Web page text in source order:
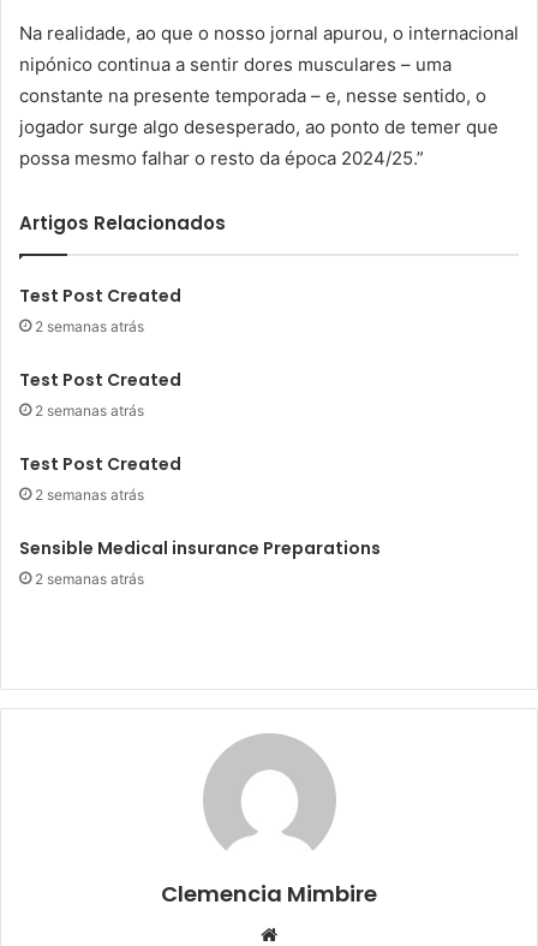
Na realidade, ao que o nosso jornal apurou, o internacional
nipónico continua a sentir dores musculares – uma
constante na presente temporada – e, nesse sentido, o
jogador surge algo desesperado, ao ponto de temer que
possa mesmo falhar o resto da época 2024/25.”
Artigos Relacionados
Test Post Created
2 semanas atrás
Test Post Created
2 semanas atrás
Test Post Created
2 semanas atrás
Sensible Medical insurance Preparations
2 semanas atrás
Clemencia Mimbire
Website